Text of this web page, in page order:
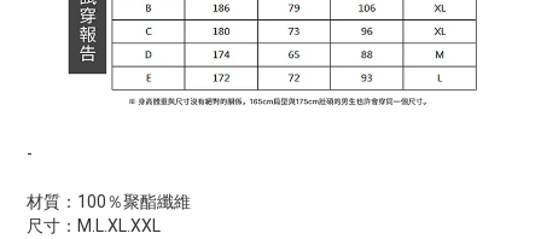
-
材質：100％聚酯纖維
尺寸：M.L.XL.XXL